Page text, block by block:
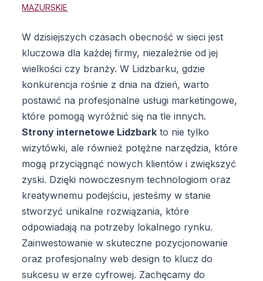
MAZURSKIE
W dzisiejszych czasach obecność w sieci jest
kluczowa dla każdej firmy, niezależnie od jej
wielkości czy branży. W Lidzbarku, gdzie
konkurencja rośnie z dnia na dzień, warto
postawić na profesjonalne usługi marketingowe,
które pomogą wyróżnić się na tle innych.
Strony internetowe Lidzbark to nie tylko
wizytówki, ale również potężne narzędzia, które
mogą przyciągnąć nowych klientów i zwiększyć
zyski. Dzięki nowoczesnym technologiom oraz
kreatywnemu podejściu, jesteśmy w stanie
stworzyć unikalne rozwiązania, które
odpowiadają na potrzeby lokalnego rynku.
Zainwestowanie w skuteczne pozycjonowanie
oraz profesjonalny web design to klucz do
sukcesu w erze cyfrowej. Zachęcamy do